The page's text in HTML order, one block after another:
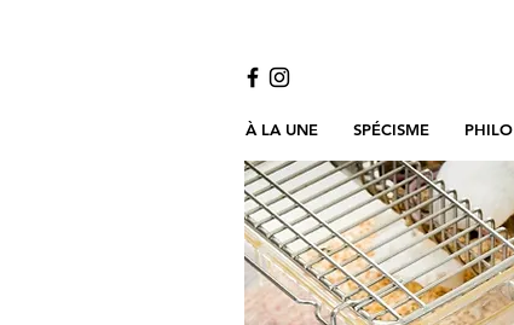
À LA UNE SPÉCISME PHILO